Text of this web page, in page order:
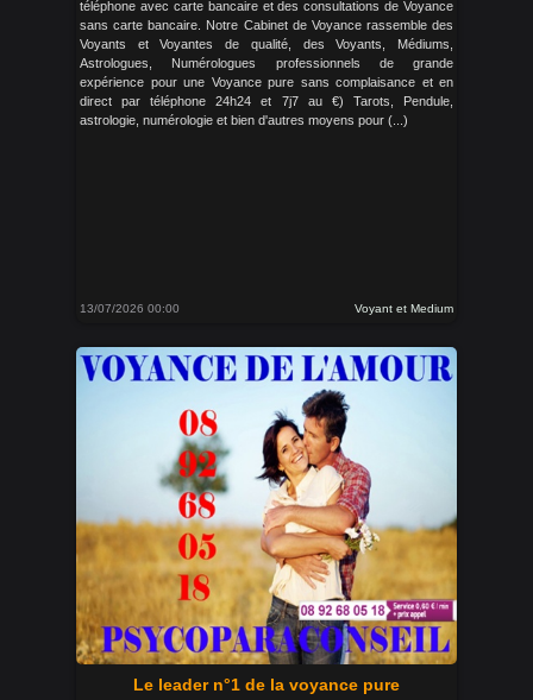
téléphone avec carte bancaire et des consultations de Voyance
sans carte bancaire. Notre Cabinet de Voyance rassemble des
Voyants et Voyantes de qualité, des Voyants, Médiums,
Astrologues, Numérologues professionnels de grande
expérience pour une Voyance pure sans complaisance et en
direct par téléphone 24h24 et 7j7 au €) Tarots, Pendule,
astrologie, numérologie et bien d'autres moyens pour (...)
13/07/2026 00:00 Voyant et Medium
Le leader n°1 de la voyance pure